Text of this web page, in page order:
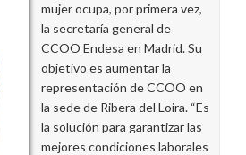
mujer ocupa, por primera vez,
la secretaría general de
CCOO Endesa en Madrid. Su
objetivo es aumentar la
representación de CCOO en
la sede de Ribera del Loira. “Es
la solución para garantizar las
mejores condiciones laborales